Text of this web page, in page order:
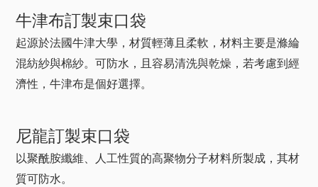
牛津布訂製束口袋
起源於法國牛津大學，材質輕薄且柔軟，材料主要是滌綸
混紡紗與棉紗。可防水，且容易清洗與乾燥，若考慮到經
濟性，牛津布是個好選擇。
尼龍訂製束口袋
以聚酰胺纖維、人工性質的高聚物分子材料所製成，其材
質可防水。